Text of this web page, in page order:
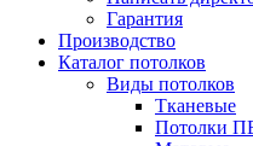
Гарантия
Производство
Каталог потолков
Виды потолков
Тканевые
Потолки